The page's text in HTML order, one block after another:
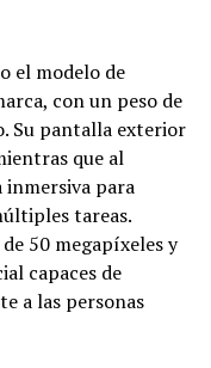
el modelo de
con un peso de
Su pantalla exterior
que al
inmersiva para
tareas.
50 megapíxeles y
capaces de
a las personas